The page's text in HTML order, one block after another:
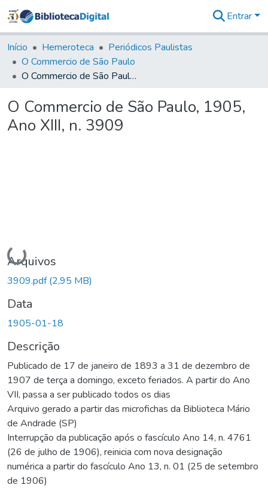
&
Coleções
Tudo na
Biblioteca
Estatísticas
Entrar
Início Hemeroteca
Periódicos Paulistas
O Commercio de São Paulo
O Commercio de São Paulo, 1905, Ano XIII, n. 3909
O Commercio de São Paulo, 1905,
Ano XIII, n. 3909
Carregando...
Arquivos
3909.pdf(2,95 MB)
Data
1905-01-18
Descrição
Publicado de 17 de janeiro de 1893 a 31 de dezembro de
1907 de terça a domingo, exceto feriados. A partir do Ano
VII, passa a ser publicado todos os dias
Arquivo gerado a partir das microfichas da Biblioteca Mário
de Andrade (SP)
Interrupção da publicação após o fascículo Ano 14, n. 4761
(26 de julho de 1906), reinicia com nova designação
numérica a partir do fascículo Ano 13, n. 01 (25 de setembro
de 1906)